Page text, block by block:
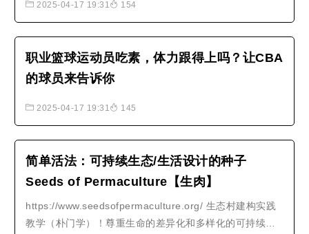
2025-04-17 19:31 154
职业篮球运动员吃素，体力跟得上吗？让CBA
的球员来告诉你
2025-04-17 19:31 145
简单活法：可持续生态/生活设计的种子
Seeds of Permaculture【生肉】
https://www.seedsofpermaculture.org/ 生态村建构实践
教学（朴门学）！尊重生命的差异化和多样化的可持续生